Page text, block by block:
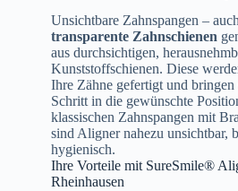
Unsichtbare Zahnspangen –
transparente Zahnschienen
aus durchsichtigen,
Kunststoffschienen. Diese
Ihre Zähne gefertigt und
Schritt in die gewünschte
klassischen Zahnspangen mit
sind Aligner nahezu unsichtbar,
hygienisch.
Ihre Vorteile mit SureSmile®
Rheinhausen